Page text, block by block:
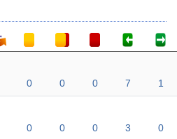
0 0 0 7 1
0 0 0 3 0